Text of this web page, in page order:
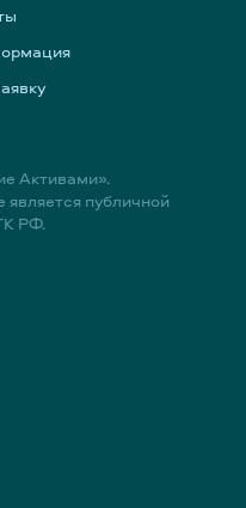
644-40-00
Активами».
публичной
РФ.